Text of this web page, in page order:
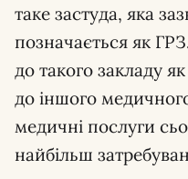
таке застуда, яка
позначається як
до такого закладу як
до іншого
медичні послуги
найбільш